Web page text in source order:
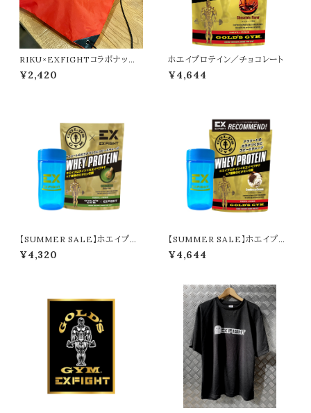
RIKU×EXFIGHTコラボナップ
ザック
¥2,420
ホエイプロテイン／チョコレート
¥4,644
【SUMMER SALE】ホエイプロ
テイン／本格抹茶（360g）＋シ
ェイカー
¥4,320
【SUMMER SALE】ホエイプロ
テイン／クッキー＆クリーム＋シ
ェイカー
¥4,644